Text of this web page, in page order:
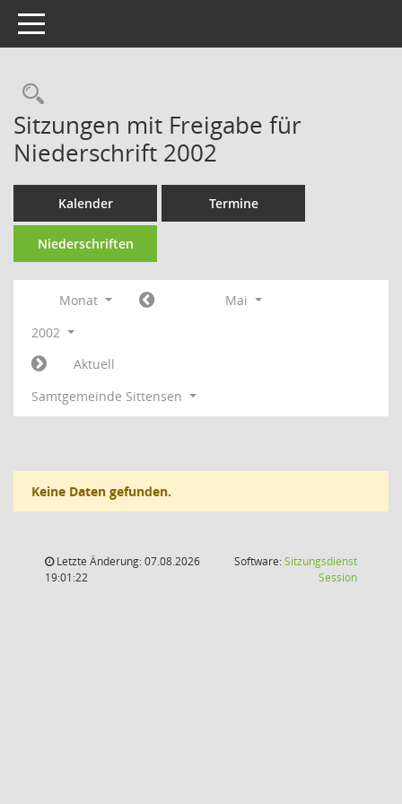
Toggle navigation
Rechercheauswahl
Sitzungen mit Freigabe für
Niederschrift 2002
Kalender Termine
Niederschriften
Monat
Mai
2002
Aktuell
Samtgemeinde Sittensen
Keine Daten gefunden.
Letzte Änderung: 07.08.2026
19:01:22
Software:Sitzungsdienst
Session(Wird in